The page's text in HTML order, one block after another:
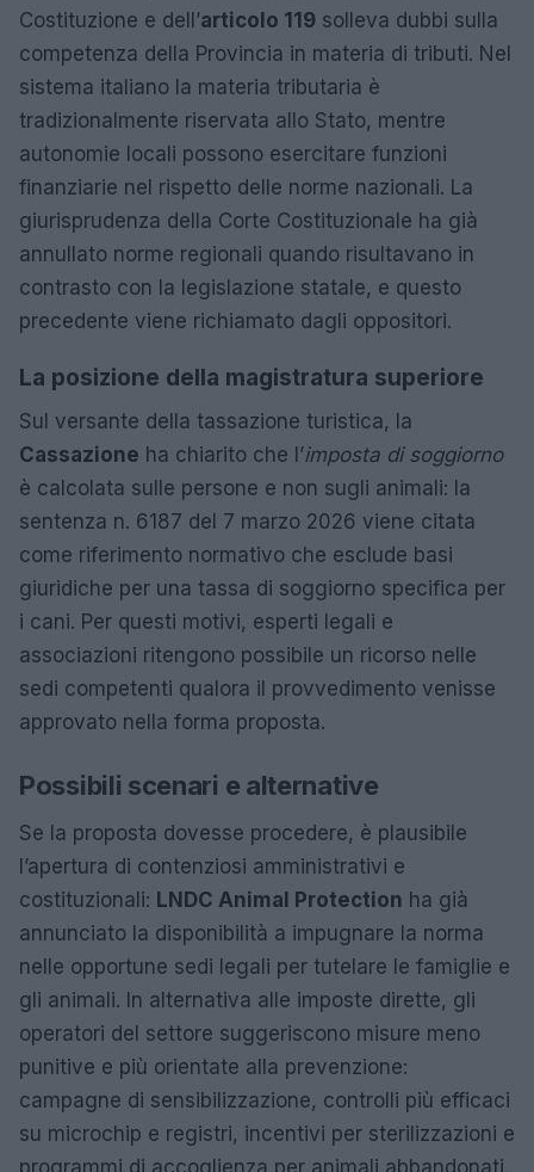
Costituzione e dell’articolo 119 solleva dubbi sulla
competenza della Provincia in materia di tributi. Nel
sistema italiano la materia tributaria è
tradizionalmente riservata allo Stato, mentre
autonomie locali possono esercitare funzioni
finanziarie nel rispetto delle norme nazionali. La
giurisprudenza della Corte Costituzionale ha già
annullato norme regionali quando risultavano in
contrasto con la legislazione statale, e questo
precedente viene richiamato dagli oppositori.
La posizione della magistratura superiore
Sul versante della tassazione turistica, la
Cassazione ha chiarito che l’imposta di soggiorno
è calcolata sulle persone e non sugli animali: la
sentenza n. 6187 del 7 marzo 2026 viene citata
come riferimento normativo che esclude basi
giuridiche per una tassa di soggiorno specifica per
i cani. Per questi motivi, esperti legali e
associazioni ritengono possibile un ricorso nelle
sedi competenti qualora il provvedimento venisse
approvato nella forma proposta.
Possibili scenari e alternative
Se la proposta dovesse procedere, è plausibile
l’apertura di contenziosi amministrativi e
costituzionali: LNDC Animal Protection ha già
annunciato la disponibilità a impugnare la norma
nelle opportune sedi legali per tutelare le famiglie e
gli animali. In alternativa alle imposte dirette, gli
operatori del settore suggeriscono misure meno
punitive e più orientate alla prevenzione:
campagne di sensibilizzazione, controlli più efficaci
su microchip e registri, incentivi per sterilizzazioni e
programmi di accoglienza per animali abbandonati.